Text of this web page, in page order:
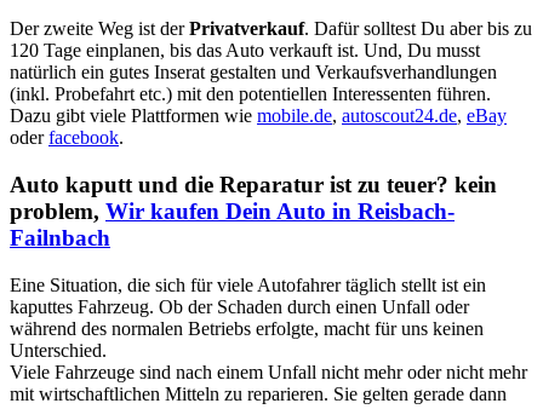
Der zweite Weg ist derPrivatverkauf. Dafür solltest Du aber bis zu
120 Tage einplanen, bis das Auto verkauft ist. Und, Du musst
natürlich ein gutes Inserat gestalten und Verkaufsverhandlungen
(inkl. Probefahrt etc.) mit den potentiellen Interessenten führen.
Dazu gibt viele Plattformen wie mobile.de, autoscout24.de, eBay
oderfacebook.
Auto kaputt und die Reparatur ist zu teuer? kein
problem, Wir kaufen Dein Auto in Reisbach-
Failnbach
Eine Situation, die sich für viele Autofahrer täglich stellt ist ein
kaputtes Fahrzeug. Ob der Schaden durch einen Unfall oder
während des normalen Betriebs erfolgte, macht für uns keinen
Unterschied.
Viele Fahrzeuge sind nach einem Unfall nicht mehr oder nicht mehr
mit wirtschaftlichen Mitteln zu reparieren. Sie gelten gerade dann